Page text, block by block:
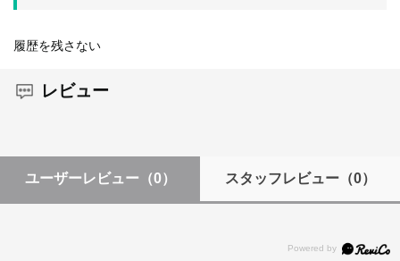
履歴を残さない
レビュー
ユーザーレビュー （0） スタッフレビュー（0）